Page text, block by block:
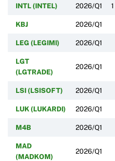
INTL (INTEL) 2026/Q1
KBJ 2026/Q1
LEG (LEGIMI) 2026/Q1
LGT
(LGTRADE)
2026/Q1
LSI (LSISOFT) 2026/Q1
LUK (LUKARDI) 2026/Q1
M4B 2026/Q1
MAD
(MADKOM)
2026/Q1